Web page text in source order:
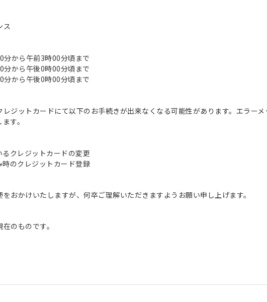
ス
から午前3時00分頃まで
から午後0時00分頃まで
から午後0時00分頃まで
レジットカードにて以下のお手続きが出来なくなる可能性があります。エラー
す。
クレジットカードの変更
のクレジットカード登録
おかけいたしますが、何卒ご理解いただきますようお願い申し上げます。
のものです。